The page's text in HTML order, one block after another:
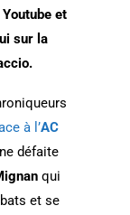
et
sur la
à l’AC
défaite
qui
et se